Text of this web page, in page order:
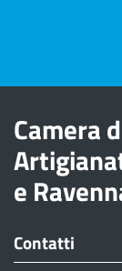
Camera
e
Contatti